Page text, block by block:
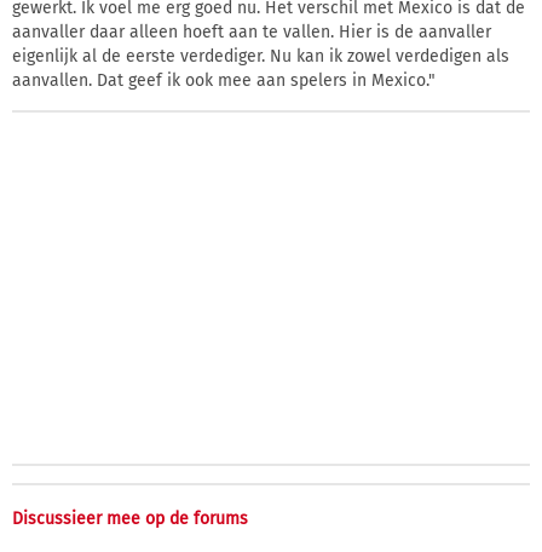
gewerkt. Ik voel me erg goed nu. Het verschil met Mexico is dat de
aanvaller daar alleen hoeft aan te vallen. Hier is de aanvaller
eigenlijk al de eerste verdediger. Nu kan ik zowel verdedigen als
aanvallen. Dat geef ik ook mee aan spelers in Mexico."
Discussieer mee op de forums